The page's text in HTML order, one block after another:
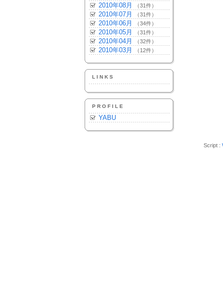
2010年08月 （31件）
2010年07月 （31件）
2010年06月 （34件）
2010年05月 （31件）
2010年04月 （32件）
2010年03月 （12件）
LINKS
PROFILE
YABU
Script :